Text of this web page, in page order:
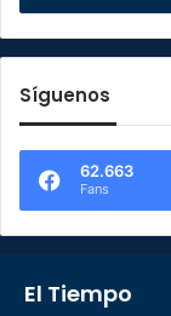
Síguenos
62.663
Fans
El Tiempo